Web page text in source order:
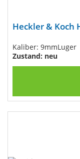
Heckler & Koch
Kaliber: 9mmLuger
Zustand: neu